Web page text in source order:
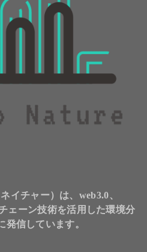
イチャー）は、web3.0、
ェーン技術を活用した環境分
発信しています。